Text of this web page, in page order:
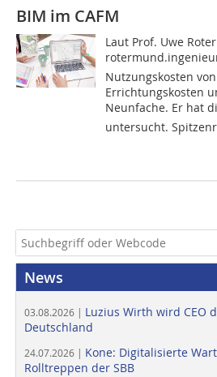
BIM im CAFM
­Laut Prof. Uwe
Nutzungskosten
Errichtungskosten
Neunfache. Er hat
untersucht.
News
03.08.2026 | Luzius Wirth wird CEO
Deutschland
24.07.2026 | Kone: Digitalisierte
Rolltreppen der SBB